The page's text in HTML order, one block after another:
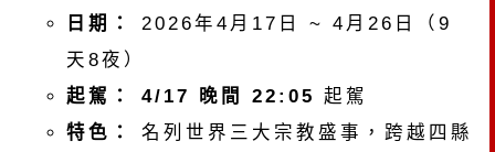
日期：
2026年4月17日 ~ 4月26日（9
天8夜）
起駕：
4/17 晚間 22:05
起駕
特色：
名列世界三大宗教盛事，跨越四縣